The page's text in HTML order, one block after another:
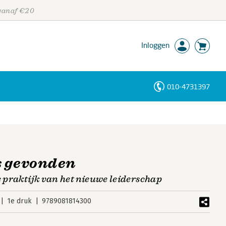
€20
Inloggen
010-4731397
praktijk van het nieuwe leiderschap
1e druk 9789081814300
Personen